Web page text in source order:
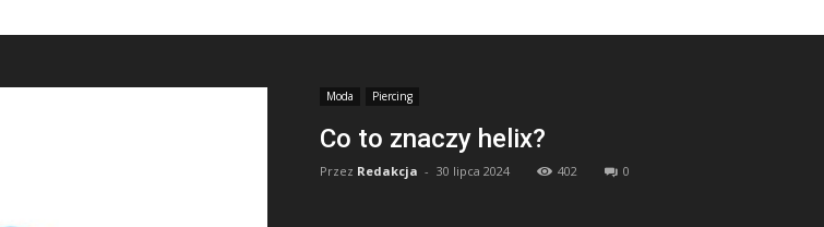
Moda Piercing
Co to znaczy helix?
Przez Redakcja - 30 lipca 2024 402 0